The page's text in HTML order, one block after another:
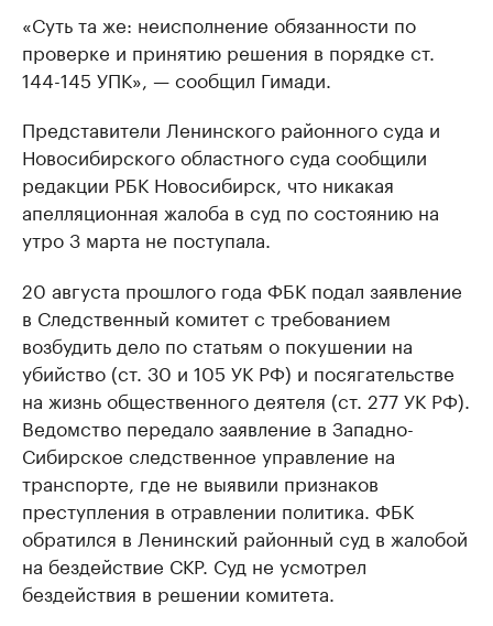
«Суть та же: неисполнение обязанности по
проверке и принятию решения в порядке ст.
144-145 УПК», — сообщил Гимади.
Представители Ленинского районного суда и
Новосибирского областного суда сообщили
редакции РБК Новосибирск, что никакая
апелляционная жалоба в суд по состоянию на
утро 3 марта не поступала.
20 августа прошлого года ФБК подал заявление
в Следственный комитет с требованием
возбудить дело по статьям о покушении на
убийство (ст. 30 и 105 УК РФ) и посягательстве
на жизнь общественного деятеля (ст. 277 УК РФ).
Ведомство передало заявление в Западно-
Сибирское следственное управление на
транспорте, где не выявили признаков
преступления в отравлении политика. ФБК
обратился в Ленинский районный суд в жалобой
на бездействие СКР. Суд не усмотрел
бездействия в решении комитета.